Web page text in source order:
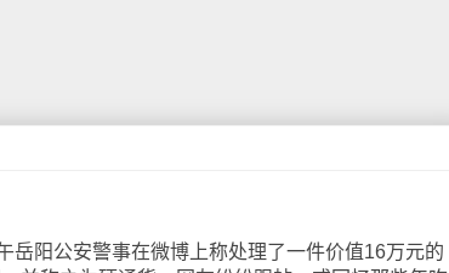
阳公安警事在微博上称处理了一件价值16万元的